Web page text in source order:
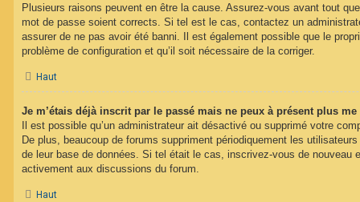
Plusieurs raisons peuvent en être la cause. Assurez-vous avant tout
mot de passe soient corrects. Si tel est le cas, contactez un
assurer de ne pas avoir été banni. Il est également possible que le
problème de configuration et qu’il soit nécessaire de la corriger.
Haut
Je m’étais déjà inscrit par le passé mais ne peux à présent plus
Il est possible qu’un administrateur ait désactivé ou supprimé votre
De plus, beaucoup de forums suppriment périodiquement les
de leur base de données. Si tel était le cas, inscrivez-vous de nouveau
activement aux discussions du forum.
Haut